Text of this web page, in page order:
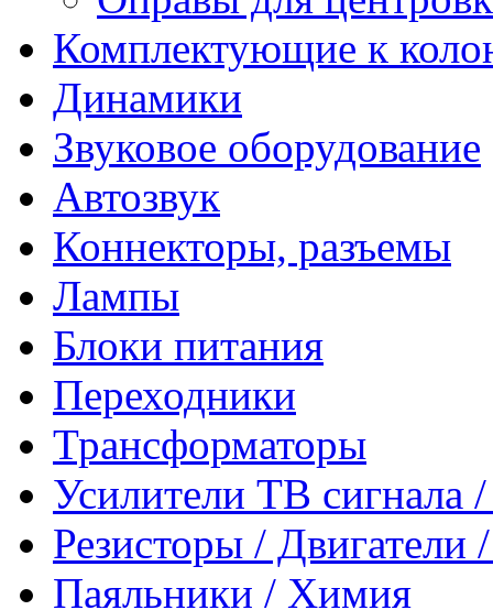
Комплектующие к
Динамики
Звуковое оборудование
Автозвук
Коннекторы, разъемы
Лампы
Блоки питания
Переходники
Трансформаторы
Усилители ТВ сигнала
Резисторы /
Паяльники / Химия